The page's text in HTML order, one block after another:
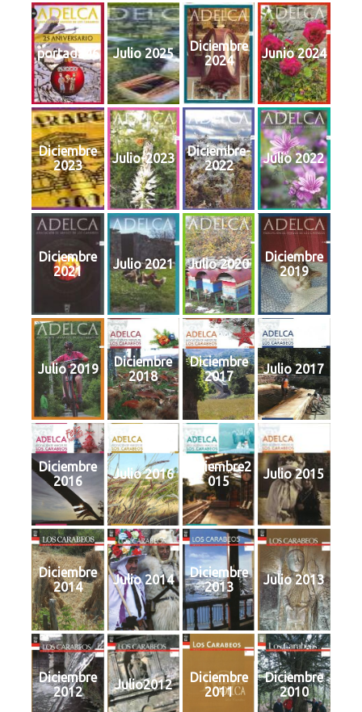
portada46 Julio 2025
Diciembre
2024
Junio 2024
Diciembre
2023
Julio-2023
Diciembre-
2022
Julio 2022
Diciembre
2021
Julio 2021 Julio 2020
Diciembre
2019
Julio 2019
Diciembre
2018
Diciembre
2017
Julio 2017
Diciembre
2016
Julio 2016
Diciembre2
015
Julio 2015
Diciembre
2014
Julio 2014
Diciembre
2013
Julio 2013
Diciembre
2012
Julio2012
Diciembre
2011
Diciembre
2010